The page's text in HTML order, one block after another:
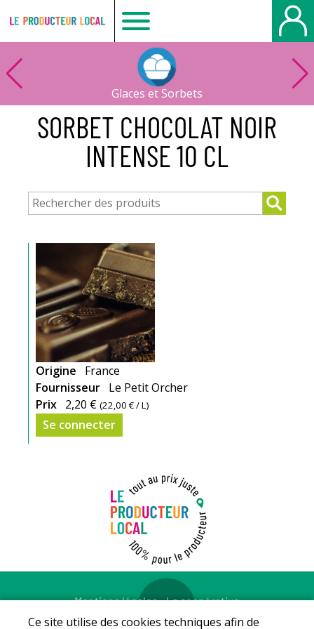
Le
producteur
local
-
Bois
Glaces et Sorbets
SORBET CHOCOLAT NOIR
INTENSE 10 CL
Origine
France
Fournisseur Le Petit Orcher
Prix 2,20 € (22,00 €/ L)
Se connecter
Mentions légales-La coopérative
© Copyright 2026 - LE PRODUCTEUR LOCAL - Tous droits
Ce site utilise des cookies techniques afin de